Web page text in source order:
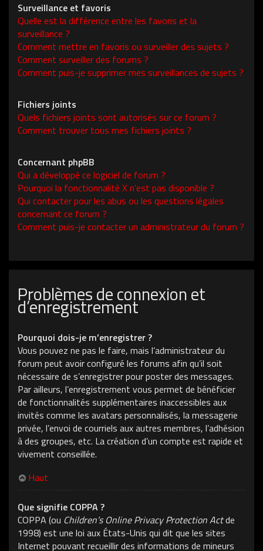
Surveillance et favoris
Quelle est la différence entre les favoris et la
surveillance ?
Comment mettre en favoris ou surveiller des sujets ?
Comment surveiller des forums ?
Comment puis-je supprimer mes surveillances de sujets ?
Fichiers joints
Quels fichiers joints sont autorisés sur ce forum ?
Comment trouver tous mes fichiers joints ?
Concernant phpBB
Qui a développé ce logiciel de forum ?
Pourquoi la fonctionnalité X n’est pas disponible ?
Qui contacter pour les abus ou les questions légales
concernant ce forum ?
Comment puis-je contacter un administrateur du forum ?
Problèmes de connexion et
d’enregistrement
Pourquoi dois-je m’enregistrer ?
Vous pouvez ne pas le faire, mais l’administrateur du
forum peut avoir configuré les forums afin qu’il soit
nécessaire de s’enregistrer pour poster des messages.
Par ailleurs, l’enregistrement vous permet de bénéficier
de fonctionnalités supplémentaires inaccessibles aux
invités comme les avatars personnalisés, la messagerie
privée, l’envoi de courriels aux autres membres, l’adhésion
à des groupes, etc. La création d’un compte est rapide et
vivement conseillée.
Haut
Que signifie COPPA ?
COPPA (ou Children’s Online Privacy Protection Actde
1998) est une loi aux États-Unis qui dit que les sites
Internet pouvant recueillir des informations de mineurs